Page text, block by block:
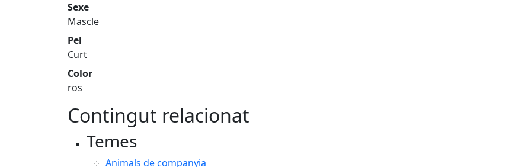
Sexe
Mascle
Pel
Curt
Color
ros
Contingut relacionat
Temes
Animals de companyia